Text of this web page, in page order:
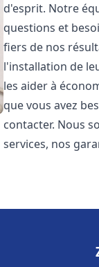
d'esprit. Notre
questions et
fiers de nos
l'installation de
les aider à
que vous avez
contacter. Nous
services, nos